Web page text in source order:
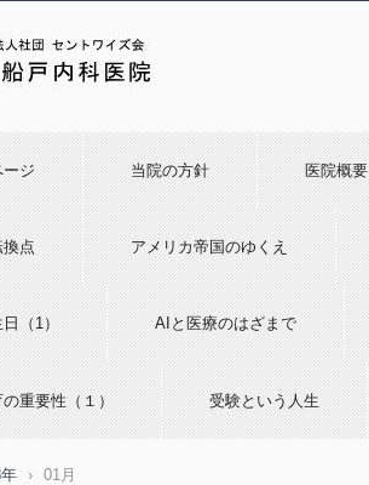
ージ 当院の方針 医院概要
点 アメリカ帝国のゆくえ
（1） AIと医療のはざまで
重要性（１） 受験という人生
› 01月